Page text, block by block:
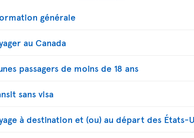
générale
au Canada
passagers de moins de 18 ans
sans visa
à destination et (ou) au départ des États-